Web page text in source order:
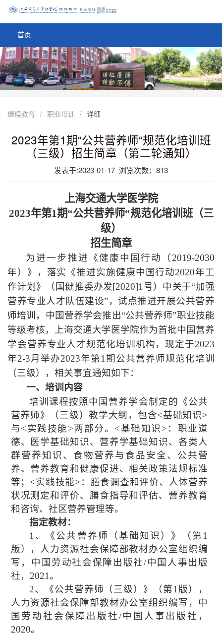
医学院首页
首页 =
继续教育 / 职业培训 / 详细
2023年第1期“公共营养师“规范化培训班
（三级）招生简章（第二轮通知）
发表于:2023-01-17 浏览次数： 813
上海交通大学医学院
2023年第1期“公共营养师“规范化培训班（三
级）
招生简章
为进一步推进《健康中国行动（ 2019-2030
年）》，落实《推进实施健康中国行动2020年工
作计划》（国健推委办发[2020]1 号）中关于“加强
营养专业人才队伍建设”，试点推进开展公共营养
师培训，中国营养学会推出“公共营养师”职业技能
等级考核，上海交通大学医学院作为首批中国营养
学会营养专业人才规范化培训机构，现定于2023
年2-3月举办2023年第1 期公共营养师规范化培训
（三级），相关事宜通知如下：
一、培训内容
培训课程按照中国营养学会制定的《公共
营养师》（三级）教学大纲，包含<基础知识>
与<实践技能>两部分。 <基础知识 > ：职业道
德、医学基础知识、营养学基础知识、各类人
群营养知识、食物营养与食品安全、公共营
养、营养教育和健康促进、相关政策法规标准
等； <实践技能> ：膳食调查和评价、人体营养
状况测定和评价、膳食指导和评估、营养教育
和咨询、社区营养管理等。
指定教材：
1 、《公共营养师（基础知识）》（第1
版），人力资源社会保障部教材办公室组织编
写，中国劳动社会保障出版社/中国人事出版
社， 2021。
2、《公共营养师（三级）》（第1 版），
人力资源社会保障部教材办公室组织编写，中
国劳动社会保障出版社/中国人事出版社，
2020。